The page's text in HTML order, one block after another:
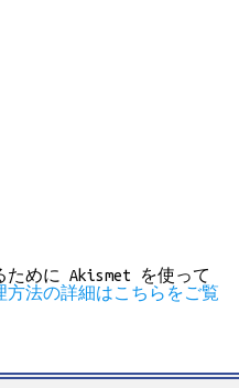
ために Akismet を使って
方法の詳細はこちらをご覧